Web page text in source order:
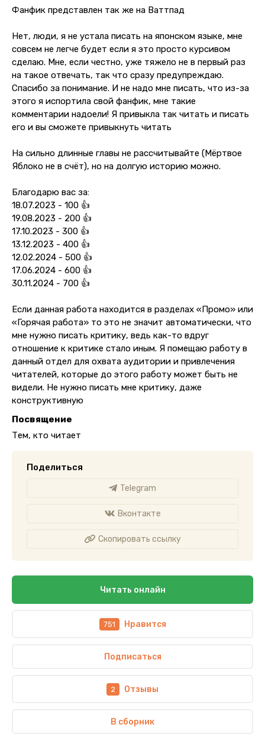
Фанфик представлен так же на Ваттпад
Нет, люди, я не устала писать на японском языке, мне
совсем не легче будет если я это просто курсивом
сделаю. Мне, если честно, уже тяжело не в первый раз
на такое отвечать, так что сразу предупреждаю.
Спасибо за понимание. И не надо мне писать, что из-за
этого я испортила свой фанфик, мне такие
комментарии надоели! Я привыкла так читать и писать
его и вы сможете привыкнуть читать
На сильно длинные главы не рассчитывайте (Мёртвое
Яблоко не в счёт), но на долгую историю можно.
Благодарю вас за:
18.07.2023 - 100 👍
19.08.2023 - 200 👍
17.10.2023 - 300 👍
13.12.2023 - 400 👍
12.02.2024 - 500 👍
17.06.2024 - 600 👍
30.11.2024 - 700 👍
Если данная работа находится в разделах «Промо» или
«Горячая работа» то это не значит автоматически, что
мне нужно писать критику, ведь как-то вдруг
отношение к критике стало иным. Я помещаю работу в
данный отдел для охвата аудитории и привлечения
читателей, которые до этого работу может быть не
видели. Не нужно писать мне критику, даже
конструктивную
Посвящение
Тем, кто читает
Поделиться
Telegram
Вконтакте
Скопировать ссылку
Читать онлайн
751 Нравится
Подписаться
2 Отзывы
В сборник